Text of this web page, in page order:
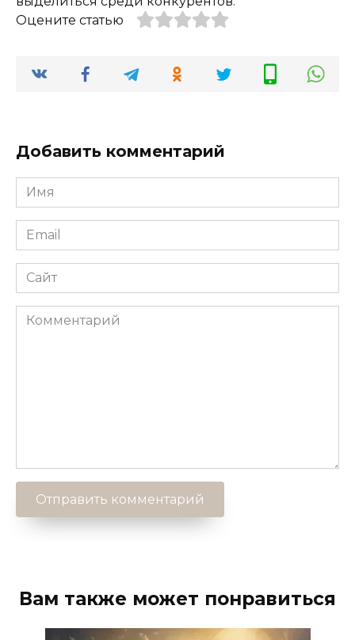
Оцените статью
Добавить комментарий
Имя
*
Email
*
Сайт
Комментарий
Вам также может понравиться